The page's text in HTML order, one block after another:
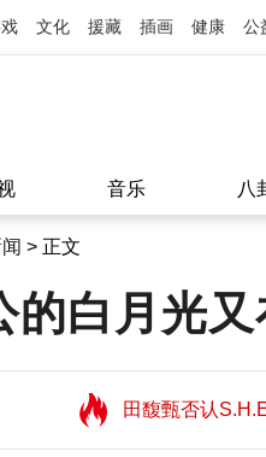
文化 援藏 插画 健康 公
音乐 八
> 正文
的白月光
田馥甄否认
望11:08
田馥甄否认